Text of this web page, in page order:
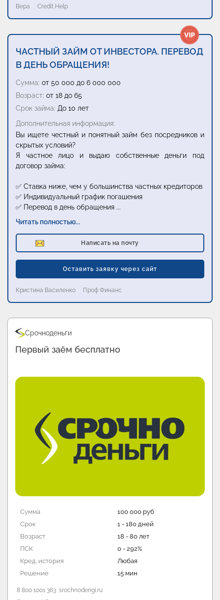
Вера Credit Help
ЧАСТНЫЙ ЗАЙМ ОТ ИНВЕСТОРА. ПЕРЕВОД
В ДЕНЬ ОБРАЩЕНИЯ!
Сумма: от 50 000 до 6 000 000
Возраст: от 18 до 65
Срок займа: До 10 лет
Дополнительная информация:
Вы ищете честный и понятный займ без посредников и
скрытых условий?
Я частное лицо и выдаю собственные деньги под
договор займа:
✅ Ставка ниже, чем у большинства частных кредиторов
✅ Индивидуальный график погашения
✅ Перевод в день обращения ...
Читать полностью...
Написать на почту
Оставить заявку через сайт
Кристина Василенко Проф Финанс
Промо
Быстроденьги
Первый займ без процентов
Сумма
100 000 руб
Срок
3 - 180 дней
Возраст
18 - 80 лет
ПСК
0 - 292%
Кред. история
Любая
Решение
1 мин
8 800 700 43 44 bistrodengi.ru